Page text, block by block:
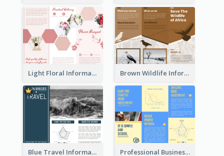
Light Floral Informational Tri Fold Brochure Brown Wildlife Informational Tri Fold Brochure
Blue Travel Informational Tri Fold Brochure Professional Business Informational Tri Fold Brochure